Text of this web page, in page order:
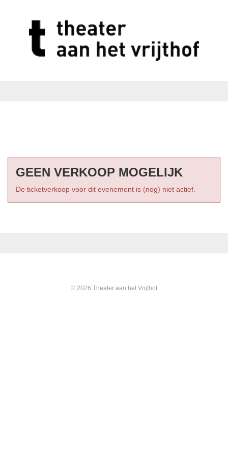
GEEN VERKOOP MOGELIJK
De ticketverkoop voor dit evenement is (nog) niet actief.
© 2026 Theater aan het Vrijthof